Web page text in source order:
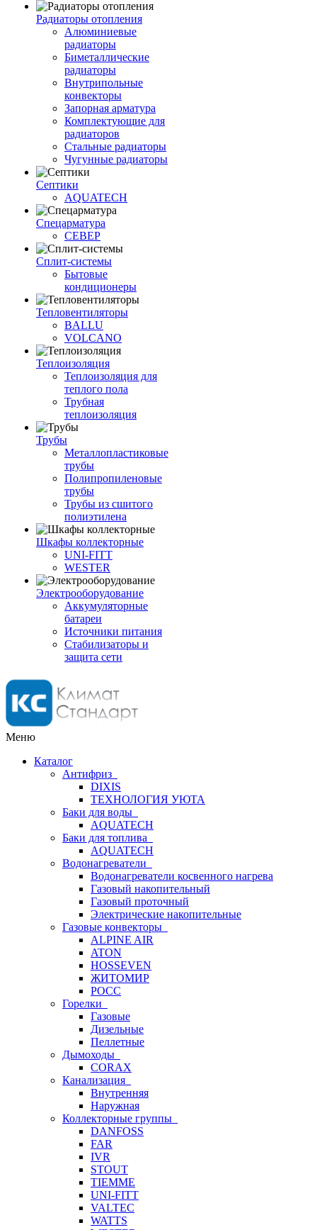
Радиаторы отопления
Алюминиевые
радиаторы
Биметаллические
радиаторы
Внутрипольные
конвекторы
Запорная арматура
Комплектующие для
радиаторов
Стальные радиаторы
Чугунные радиаторы
Септики
AQUATECH
Спецарматура
СЕВЕР
Сплит-системы
Бытовые
кондиционеры
Тепловентиляторы
BALLU
VOLCANO
Теплоизоляция
Теплоизоляция для
теплого пола
Трубная
теплоизоляция
Трубы
Металлопластиковые
трубы
Полипропиленовые
трубы
Трубы из сшитого
полиэтилена
Шкафы коллекторные
UNI-FITT
WESTER
Электрооборудование
Аккумуляторные
батареи
Источники питания
Стабилизаторы и
защита сети
Меню
Каталог
Антифриз
DIXIS
ТЕХНОЛОГИЯ УЮТА
Баки для воды
AQUATECH
Баки для топлива
AQUATECH
Водонагреватели
Водонагреватели косвенного нагрева
Газовый накопительный
Газовый проточный
Электрические накопительные
Газовые конвекторы
ALPINE AIR
ATON
HOSSEVEN
ЖИТОМИР
РОСС
Горелки
Газовые
Дизельные
Пеллетные
Дымоходы
CORAX
Канализация
Внутренняя
Наружная
Коллекторные группы
DANFOSS
FAR
IVR
STOUT
TIEMME
UNI-FITT
VALTEC
WATTS